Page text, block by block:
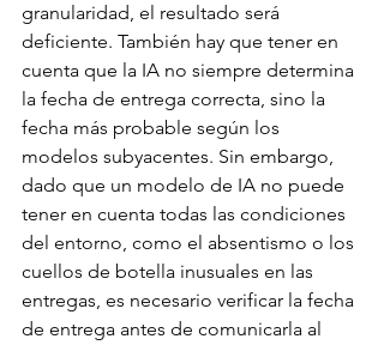
granularidad, el resultado será
deficiente. También hay que tener en
cuenta que la IA no siempre determina
la fecha de entrega correcta, sino la
fecha más probable según los
modelos subyacentes. Sin embargo,
dado que un modelo de IA no puede
tener en cuenta todas las condiciones
del entorno, como el absentismo o los
cuellos de botella inusuales en las
entregas, es necesario verificar la fecha
de entrega antes de comunicarla al